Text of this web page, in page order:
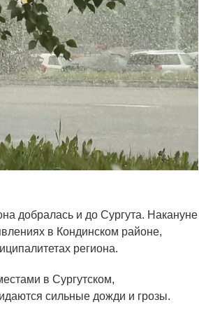
добралась и до Сургута. Накануне
в Кондинском районе,
региона.
в Сургутском,
сильные дожди и грозы.